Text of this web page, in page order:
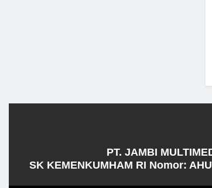
PT. JAMBI
SK KEMENKUMHAM RI Nomor: